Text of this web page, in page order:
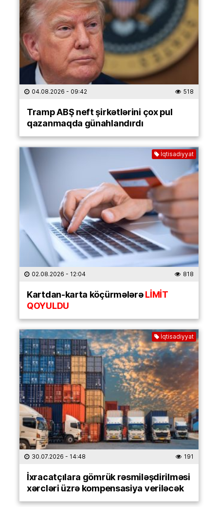
04.08.2026 - 09:42 518
Tramp ABŞ neft şirkətlərini çox pul
qazanmaqda günahlandırdı
İqtisadiyyat
02.08.2026 - 12:04 818
Kartdan-karta köçürmələrəLİMİT
QOYULDU
İqtisadiyyat
30.07.2026 - 14:48 191
İxracatçılara gömrük rəsmiləşdirilməsi
xərcləri üzrə kompensasiya veriləcək